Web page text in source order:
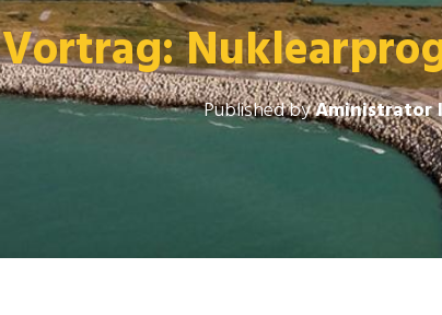
Vortrag:
Published byAministrator